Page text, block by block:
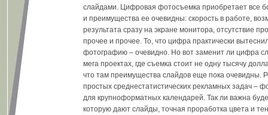
слайдами. Цифровая фотосъемка приобретает все
и преимущества ее очевидны: скорость в работе,
результата сразу на экране монитора, отсутствие
прочее и прочее. То, что цифра практически
фотографию – очевидно. Но вот заменит ли цифра
мега проектах, где съемка стоит не одну тысячу
что там преимущества слайдов еще пока очевидны.
простых среднестатистических рекламных задач –
для крупноформатных календарей. Так ли важна
которую дают слайды, точная проработка цвета и